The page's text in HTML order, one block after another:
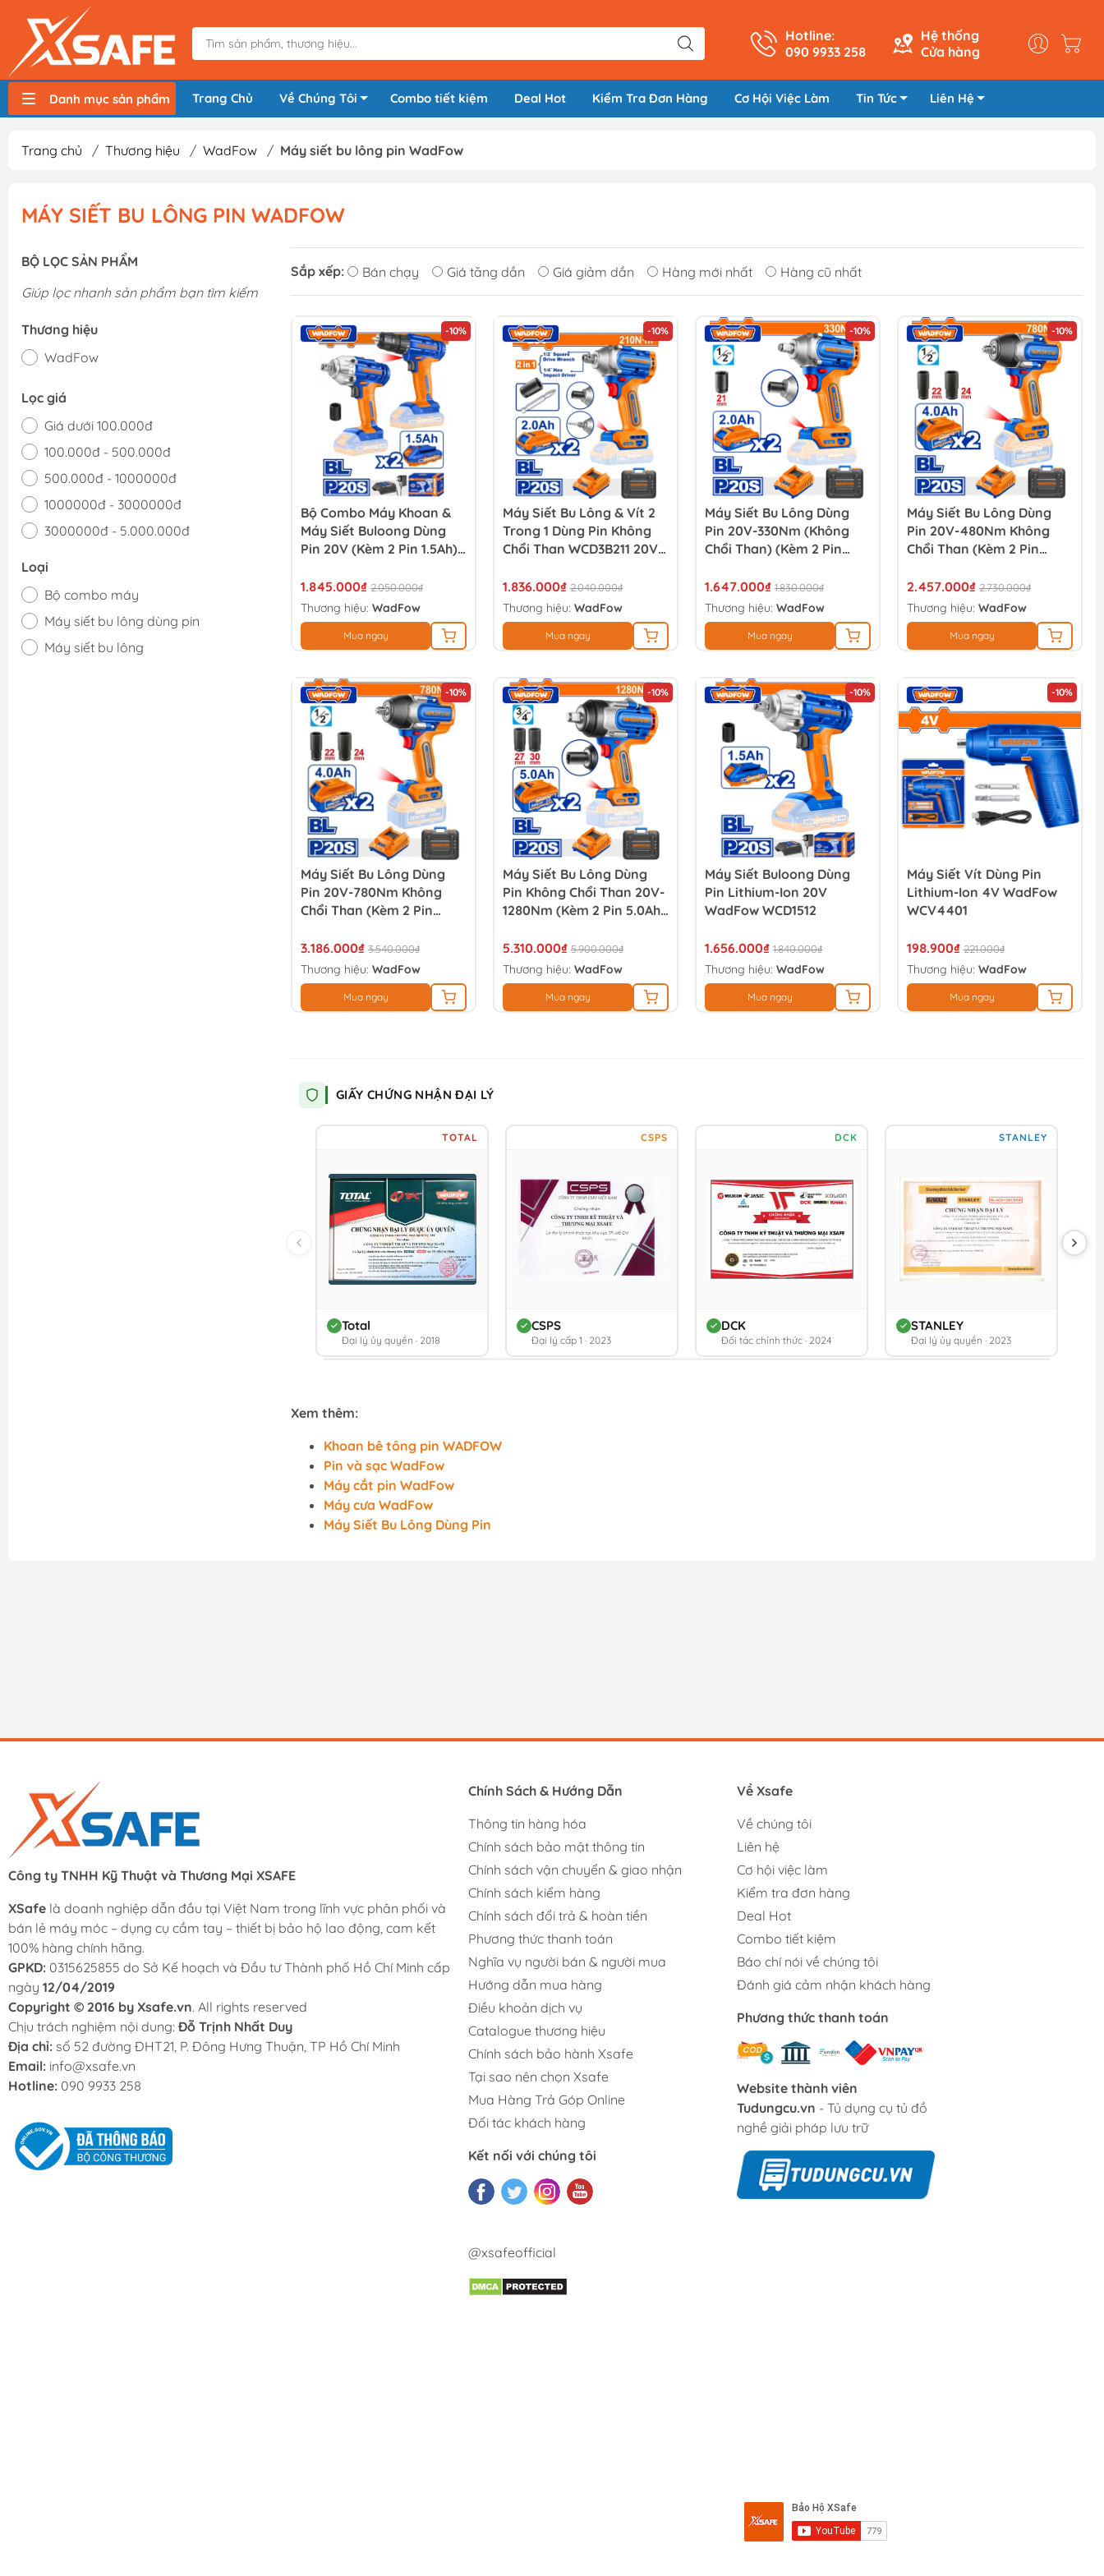
Hotline:
090 9933 258
Hệ thống
Cửa hàng
Danh mục sản phẩm Trang Chủ Về Chúng Tôi Combo tiết kiệm Deal Hot Kiểm Tra Đơn Hàng Cơ Hội Việc Làm Tin Tức Liên Hệ
Trang chủ / Thương hiệu / WadFow / Máy siết bu lông pin WadFow
MÁY SIẾT BU LÔNG PIN WADFOW
Sắp xếp: Bán chạy Giá tăng dần Giá giảm dần Hàng mới nhất Hàng cũ nhất
-10%
Bộ Combo Máy Khoan &
Máy Siết Buloong Dùng
Pin 20V (kèm 2 Pin 1.5Ah)
1.845.000₫ 2.050.000₫
Thương hiệu: WadFow
Mua ngay
-10%
Máy Siết Bu Lông & Vít 2
Trong 1 Dùng Pin Không
Chổi Than WCD3B211 20V-
1.836.000₫ 2.040.000₫
Thương hiệu: WadFow
Mua ngay
-10%
Máy Siết Bu Lông Dùng
Pin 20V-330Nm (không
Chổi Than) (Kèm 2 Pin
1.647.000₫ 1.830.000₫
Thương hiệu: WadFow
Mua ngay
-10%
Máy Siết Bu Lông Dùng
Pin 20V-480Nm Không
Chổi Than (Kèm 2 Pin
WCD1B483
2.457.000₫ 2.730.000₫
Thương hiệu: WadFow
Mua ngay
-10%
Máy Siết Bu Lông Dùng
Pin 20V-780Nm Không
Chổi Than (Kèm 2 Pin
3.186.000₫ 3.540.000₫
Thương hiệu: WadFow
Mua ngay
-10%
Máy Siết Bu Lông Dùng
Pin Không Chổi Than 20V-
1280Nm (Kèm 2 Pin 5.0Ah)
5.310.000₫ 5.900.000₫
Thương hiệu: WadFow
Mua ngay
-10%
Máy Siết Buloong Dùng
Pin Lithium-Ion 20V
WadFow WCD1512
1.656.000₫ 1.840.000₫
Thương hiệu: WadFow
Mua ngay
-10%
Máy Siết Vít Dùng Pin
Lithium-Ion 4V WadFow
WCV4401
198.900₫ 221.000₫
Thương hiệu: WadFow
Mua ngay
GIẤY CHỨNG NHẬN ĐẠI LÝ
TOTAL
Total
Đại lý ủy quyền · 2018
CSPS
CSPS
Đại lý cấp 1 · 2023
DCK
DCK
Đối tác chính thức · 2024
STANLEY
STANLEY
Đại lý ủy quyền · 2023
Xem thêm:
Khoan bê tông pin WADFOW
Pin và sạc WadFow
Máy cắt pin WadFow
Máy cưa WadFow
Máy Siết Bu Lông Dùng Pin
BỘ LỌC SẢN PHẨM
Giúp lọc nhanh sản phẩm bạn tìm kiếm
Thương hiệu
WadFow
Lọc giá
Giá dưới 100.000đ
100.000đ - 500.000đ
500.000đ - 1000000đ
1000000đ - 3000000đ
3000000đ - 5.000.000đ
Loại
Bộ combo máy
Máy siết bu lông dùng pin
Máy siết bu lông
Công ty TNHH Kỹ Thuật và Thương Mại XSAFE
XSafe là doanh nghiệp dẫn đầu tại Việt Nam trong lĩnh vực phân phối và
bán lẻ máy móc – dụng cụ cầm tay – thiết bị bảo hộ lao động, cam kết
100% hàng chính hãng.
GPKD: 0315625855 do Sở Kế hoạch và Đầu tư Thành phố Hồ Chí Minh cấp
ngày 12/04/2019
Copyright © 2016 by Xsafe.vn. All rights reserved
Chịu trách nghiệm nội dung: Đỗ Trịnh Nhất Duy
Địa chỉ: số 52 đường ĐHT21, P. Đông Hưng Thuận, TP Hồ Chí Minh
Email: info@xsafe.vn
Hotline: 090 9933 258
Chính Sách & Hướng Dẫn
Thông tin hàng hóa
Chính sách bảo mật thông tin
Chính sách vận chuyển & giao nhận
Chính sách kiểm hàng
Chính sách đổi trả & hoàn tiền
Phương thức thanh toán
Nghĩa vụ người bán & người mua
Hướng dẫn mua hàng
Điều khoản dịch vụ
Catalogue thương hiệu
Chính sách bảo hành Xsafe
Tại sao nên chọn Xsafe
Mua Hàng Trả Góp Online
Đối tác khách hàng
Kết nối với chúng tôi
Về Xsafe
Về chúng tôi
Liên hệ
Cơ hội việc làm
Kiểm tra đơn hàng
Deal Hot
Combo tiết kiệm
Báo chí nói về chúng tôi
Đánh giá cảm nhận khách hàng
Phương thức thanh toán
Website thành viên
Tudungcu.vn - Tủ dụng cụ tủ đồ
nghề giải pháp lưu trữ
@xsafeofficial